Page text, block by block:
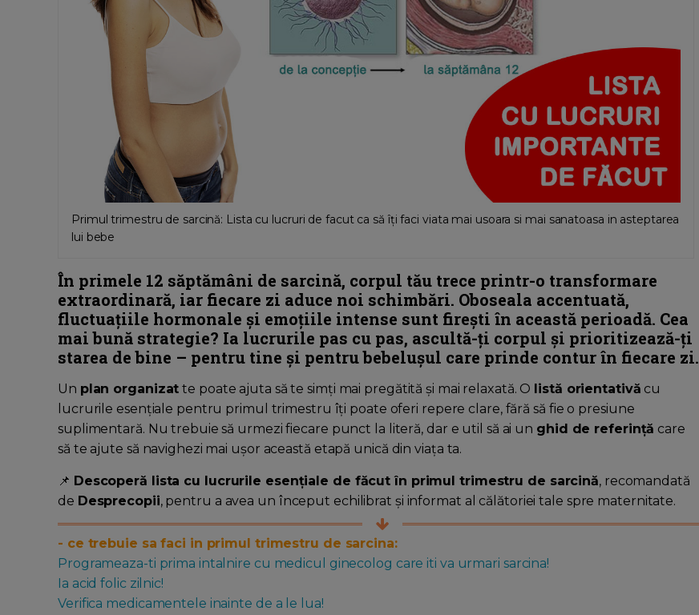
Primul trimestru de sarcină: Lista cu lucruri de facut ca să îți faci viata mai usoara si mai sanatoasa in asteptarea
lui bebe
În primele 12 săptămâni de sarcină, corpul tău trece printr-o transformare
extraordinară, iar fiecare zi aduce noi schimbări. Oboseala accentuată,
fluctuațiile hormonale și emoțiile intense sunt firești în această perioadă. Cea
mai bună strategie? Ia lucrurile pas cu pas, ascultă-ți corpul și prioritizează-ți
starea de bine – pentru tine și pentru bebelușul care prinde contur în fiecare zi.
Un plan organizat te poate ajuta să te simți mai pregătită și mai relaxată. O listă orientativă cu
lucrurile esențiale pentru primul trimestru îți poate oferi repere clare, fără să fie o presiune
suplimentară. Nu trebuie să urmezi fiecare punct la literă, dar e util să ai un ghid de referință care
să te ajute să navighezi mai ușor această etapă unică din viața ta.
📌 Descoperă lista cu lucrurile esențiale de făcut în primul trimestru de sarcină, recomandată
de Desprecopii, pentru a avea un început echilibrat și informat al călătoriei tale spre maternitate.
- ce trebuie sa faci in primul trimestru de sarcina:
Programeaza-ti prima intalnire cu medicul ginecolog care iti va urmari sarcina!
Ia acid folic zilnic!
Verifica medicamentele inainte de a le lua!